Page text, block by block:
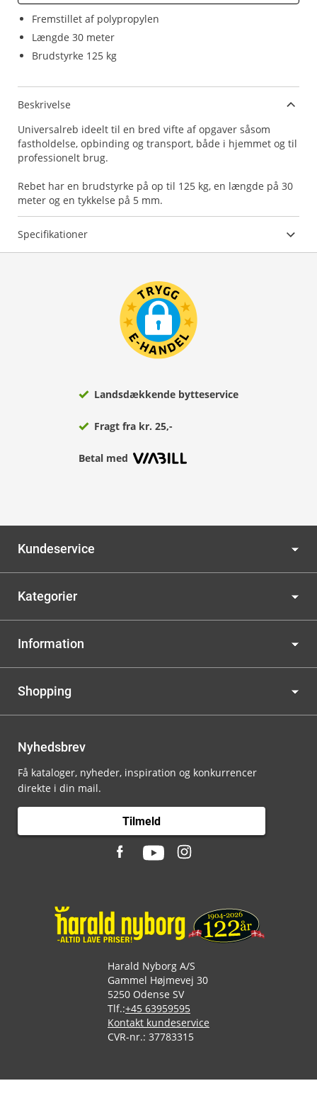
Fremstillet af polypropylen
Længde 30 meter
Brudstyrke 125 kg
Beskrivelse
Universalreb ideelt til en bred vifte af opgaver såsom
fastholdelse, opbinding og transport, både i hjemmet og til
professionelt brug.
Rebet har en brudstyrke på op til 125 kg, en længde på 30
Specifikationer
Landsdækkende bytteservice
Fragt fra kr. 25,-
Betal med
Kundeservice
Kategorier
Information
Shopping
Nyhedsbrev
Få kataloger, nyheder, inspiration og konkurrencer
direkte i din mail.
Tilmeld
Harald Nyborg A/S
Gammel Højmevej 30
5250 Odense SV
Tlf.:+45 63959595
Kontakt kundeservice
CVR-nr.: 37783315